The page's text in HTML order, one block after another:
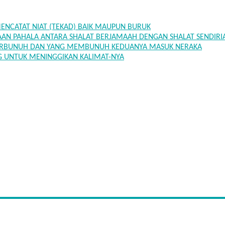
NIAT (TEKAD) BAIK MAUPUN BURUK
PAHALA ANTARA SHALAT BERJAMAAH DENGAN SHALAT
DAN YANG MEMBUNUH KEDUANYA MASUK NERAKA
UNTUK MENINGGIKAN KALIMAT-NYA